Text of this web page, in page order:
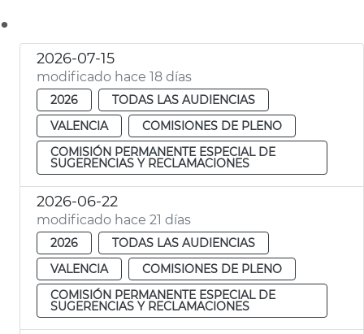
.
2026-07-15
modificado hace 18 días
2026
TODAS LAS AUDIENCIAS
VALENCIA
COMISIONES DE PLENO
COMISIÓN PERMANENTE ESPECIAL DE
SUGERENCIAS Y RECLAMACIONES
2026-06-22
modificado hace 21 días
2026
TODAS LAS AUDIENCIAS
VALENCIA
COMISIONES DE PLENO
COMISIÓN PERMANENTE ESPECIAL DE
SUGERENCIAS Y RECLAMACIONES